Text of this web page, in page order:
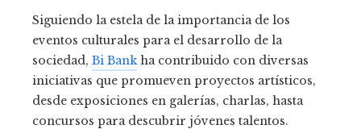
Siguiendo la estela de la importancia de los
eventos culturales para el desarrollo de la
sociedad, Bi Bankha contribuido con diversas
iniciativas que promueven proyectos artísticos,
desde exposiciones en galerías, charlas, hasta
concursos para descubrir jóvenes talentos.